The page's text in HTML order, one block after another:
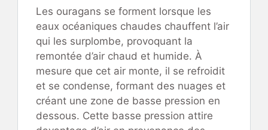
Les ouragans se forment lorsque les
eaux océaniques chaudes chauffent l’air
qui les surplombe, provoquant la
remontée d’air chaud et humide. À
mesure que cet air monte, il se refroidit
et se condense, formant des nuages et
créant une zone de basse pression en
dessous. Cette basse pression attire